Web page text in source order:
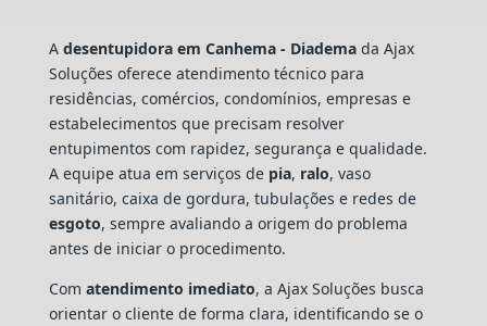
A desentupidora em Canhema - Diademada Ajax
Soluções oferece atendimento técnico para
residências, comércios, condomínios, empresas e
estabelecimentos que precisam resolver
entupimentos com rapidez, segurança e qualidade.
A equipe atua em serviços de pia, ralo, vaso
sanitário, caixa de gordura, tubulações e redes de
esgoto, sempre avaliando a origem do problema
antes de iniciar o procedimento.
Com atendimento imediato, a Ajax Soluções busca
orientar o cliente de forma clara, identificando se o